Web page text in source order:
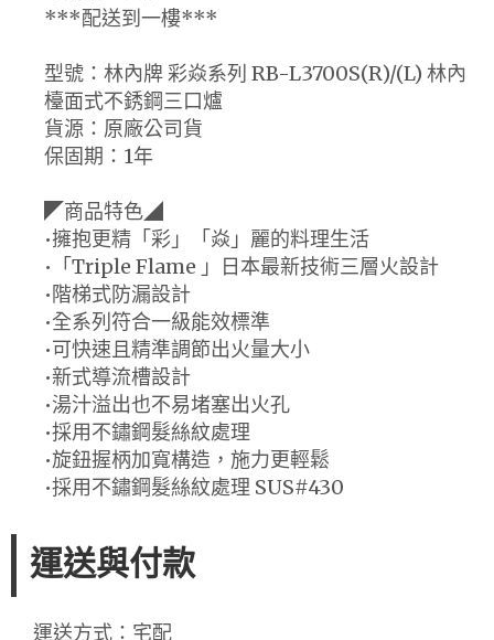
***配送到一樓***
型號：林內牌 彩焱系列 RB-L3700S(R)/(L) 林內
檯面式不銹鋼三口爐
貨源：原廠公司貨
保固期：1年
◤商品特色◢
•擁抱更精「彩」「焱」麗的料理生活
•「Triple Flame 」日本最新技術三層火設計
•階梯式防漏設計
•全系列符合一級能效標準
•可快速且精準調節出火量大小
•新式導流槽設計
•湯汁溢出也不易堵塞出火孔
•採用不鏽鋼髮絲紋處理
•旋鈕握柄加寬構造，施力更輕鬆
•採用不鏽鋼髮絲紋處理 SUS#430
運送與付款
運送方式：宅配